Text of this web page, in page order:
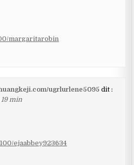
margaritarobin
ugrlurlene5095 dit :
19 min
ejaabbey923634